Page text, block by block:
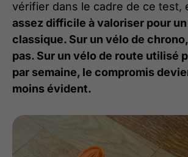
vérifier dans le cadre de ce test,
assez difficile à valoriser pour
classique. Sur un vélo de
pas. Sur un vélo de route utilisé
par semaine, le compromis
moins évident.